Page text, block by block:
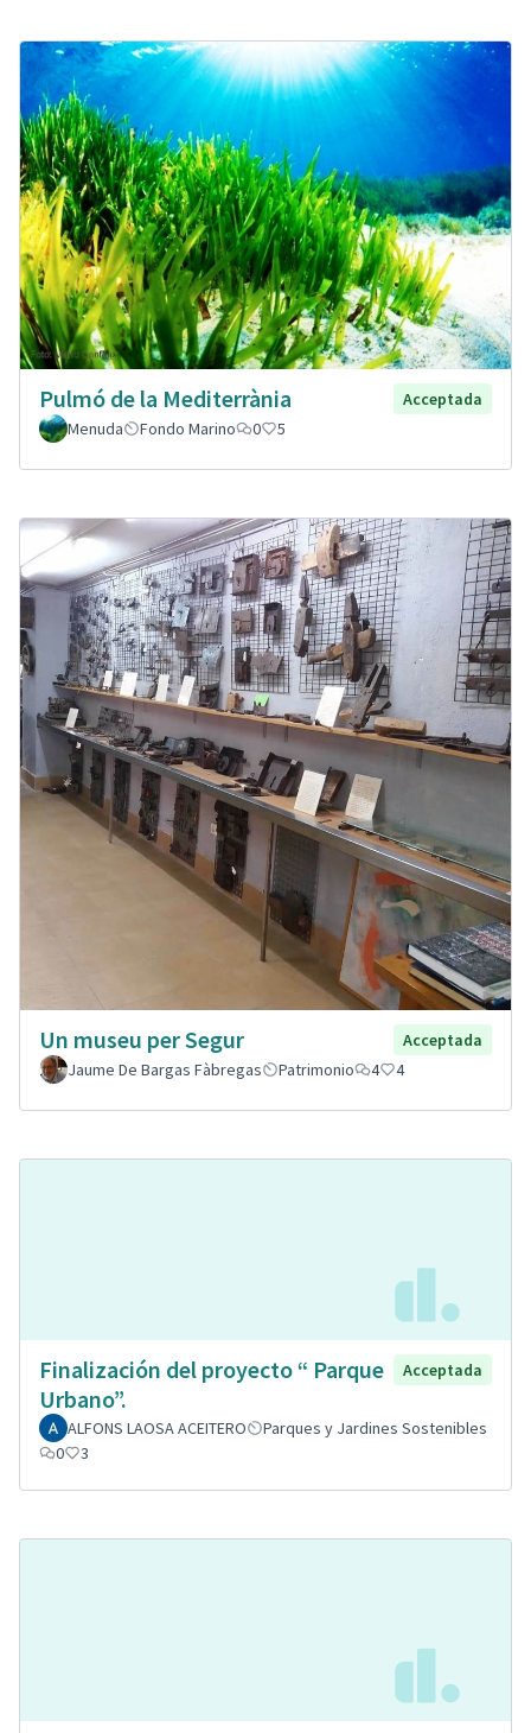
Pulmó de la Mediterrània
Acceptada
Menuda
Fondo Marino 0 5
Un museu per Segur
Acceptada
Jaume De Bargas Fàbregas
Patrimonio 4 4
Finalización del proyecto “ Parque
Urbano”.
Acceptada
ALFONS LAOSA ACEITERO
Parques y Jardines Sostenibles
0
3